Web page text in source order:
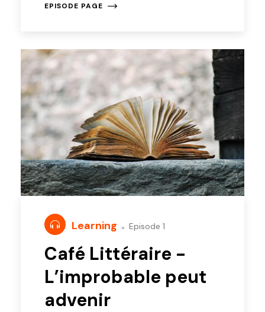
EPISODE PAGE
Learning Episode 1
Café Littéraire -
L’improbable peut
advenir